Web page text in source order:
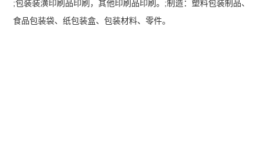
;包装装潢印刷品印刷，其他印刷品印刷。;制造：塑料包装制品、
食品包装袋、纸包装盒、包装材料、零件。